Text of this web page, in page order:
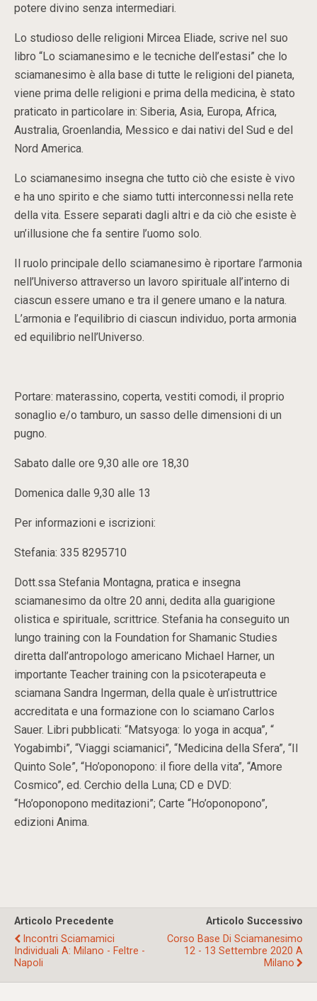
potere divino senza intermediari.
Lo studioso delle religioni Mircea Eliade, scrive nel suo
libro “Lo sciamanesimo e le tecniche dell’estasi” che lo
sciamanesimo è alla base di tutte le religioni del pianeta,
viene prima delle religioni e prima della medicina, è stato
praticato in particolare in: Siberia, Asia, Europa, Africa,
Australia, Groenlandia, Messico e dai nativi del Sud e del
Nord America.
Lo sciamanesimo insegna che tutto ciò che esiste è vivo
e ha uno spirito e che siamo tutti interconnessi nella rete
della vita. Essere separati dagli altri e da ciò che esiste è
un’illusione che fa sentire l’uomo solo.
Il ruolo principale dello sciamanesimo è riportare l’armonia
nell’Universo attraverso un lavoro spirituale all’interno di
ciascun essere umano e tra il genere umano e la natura.
L’armonia e l’equilibrio di ciascun individuo, porta armonia
ed equilibrio nell’Universo.
Portare: materassino, coperta, vestiti comodi, il proprio
sonaglio e/o tamburo, un sasso delle dimensioni di un
pugno.
Sabato dalle ore 9,30 alle ore 18,30
Domenica dalle 9,30 alle 13
Per informazioni e iscrizioni:
Stefania: 335 8295710
Dott.ssa Stefania Montagna, pratica e insegna
sciamanesimo da oltre 20 anni, dedita alla guarigione
olistica e spirituale, scrittrice. Stefania ha conseguito un
lungo training con la Foundation for Shamanic Studies
diretta dall’antropologo americano Michael Harner, un
importante Teacher training con la psicoterapeuta e
sciamana Sandra Ingerman, della quale è un’istruttrice
accreditata e una formazione con lo sciamano Carlos
Sauer. Libri pubblicati: “Matsyoga: lo yoga in acqua”, “
Yogabimbi”, “Viaggi sciamanici”, “Medicina della Sfera”, “Il
Quinto Sole”, “Ho’oponopono: il fiore della vita”, “Amore
Cosmico”, ed. Cerchio della Luna; CD e DVD:
“Ho’oponopono meditazioni”; Carte “Ho’oponopono”,
edizioni Anima.
Articolo Precedente
Incontri Sciamamici
Individuali A: Milano - Feltre -
Napoli
Articolo Successivo
Corso Base Di Sciamanesimo
12 - 13 Settembre 2020 A
Milano